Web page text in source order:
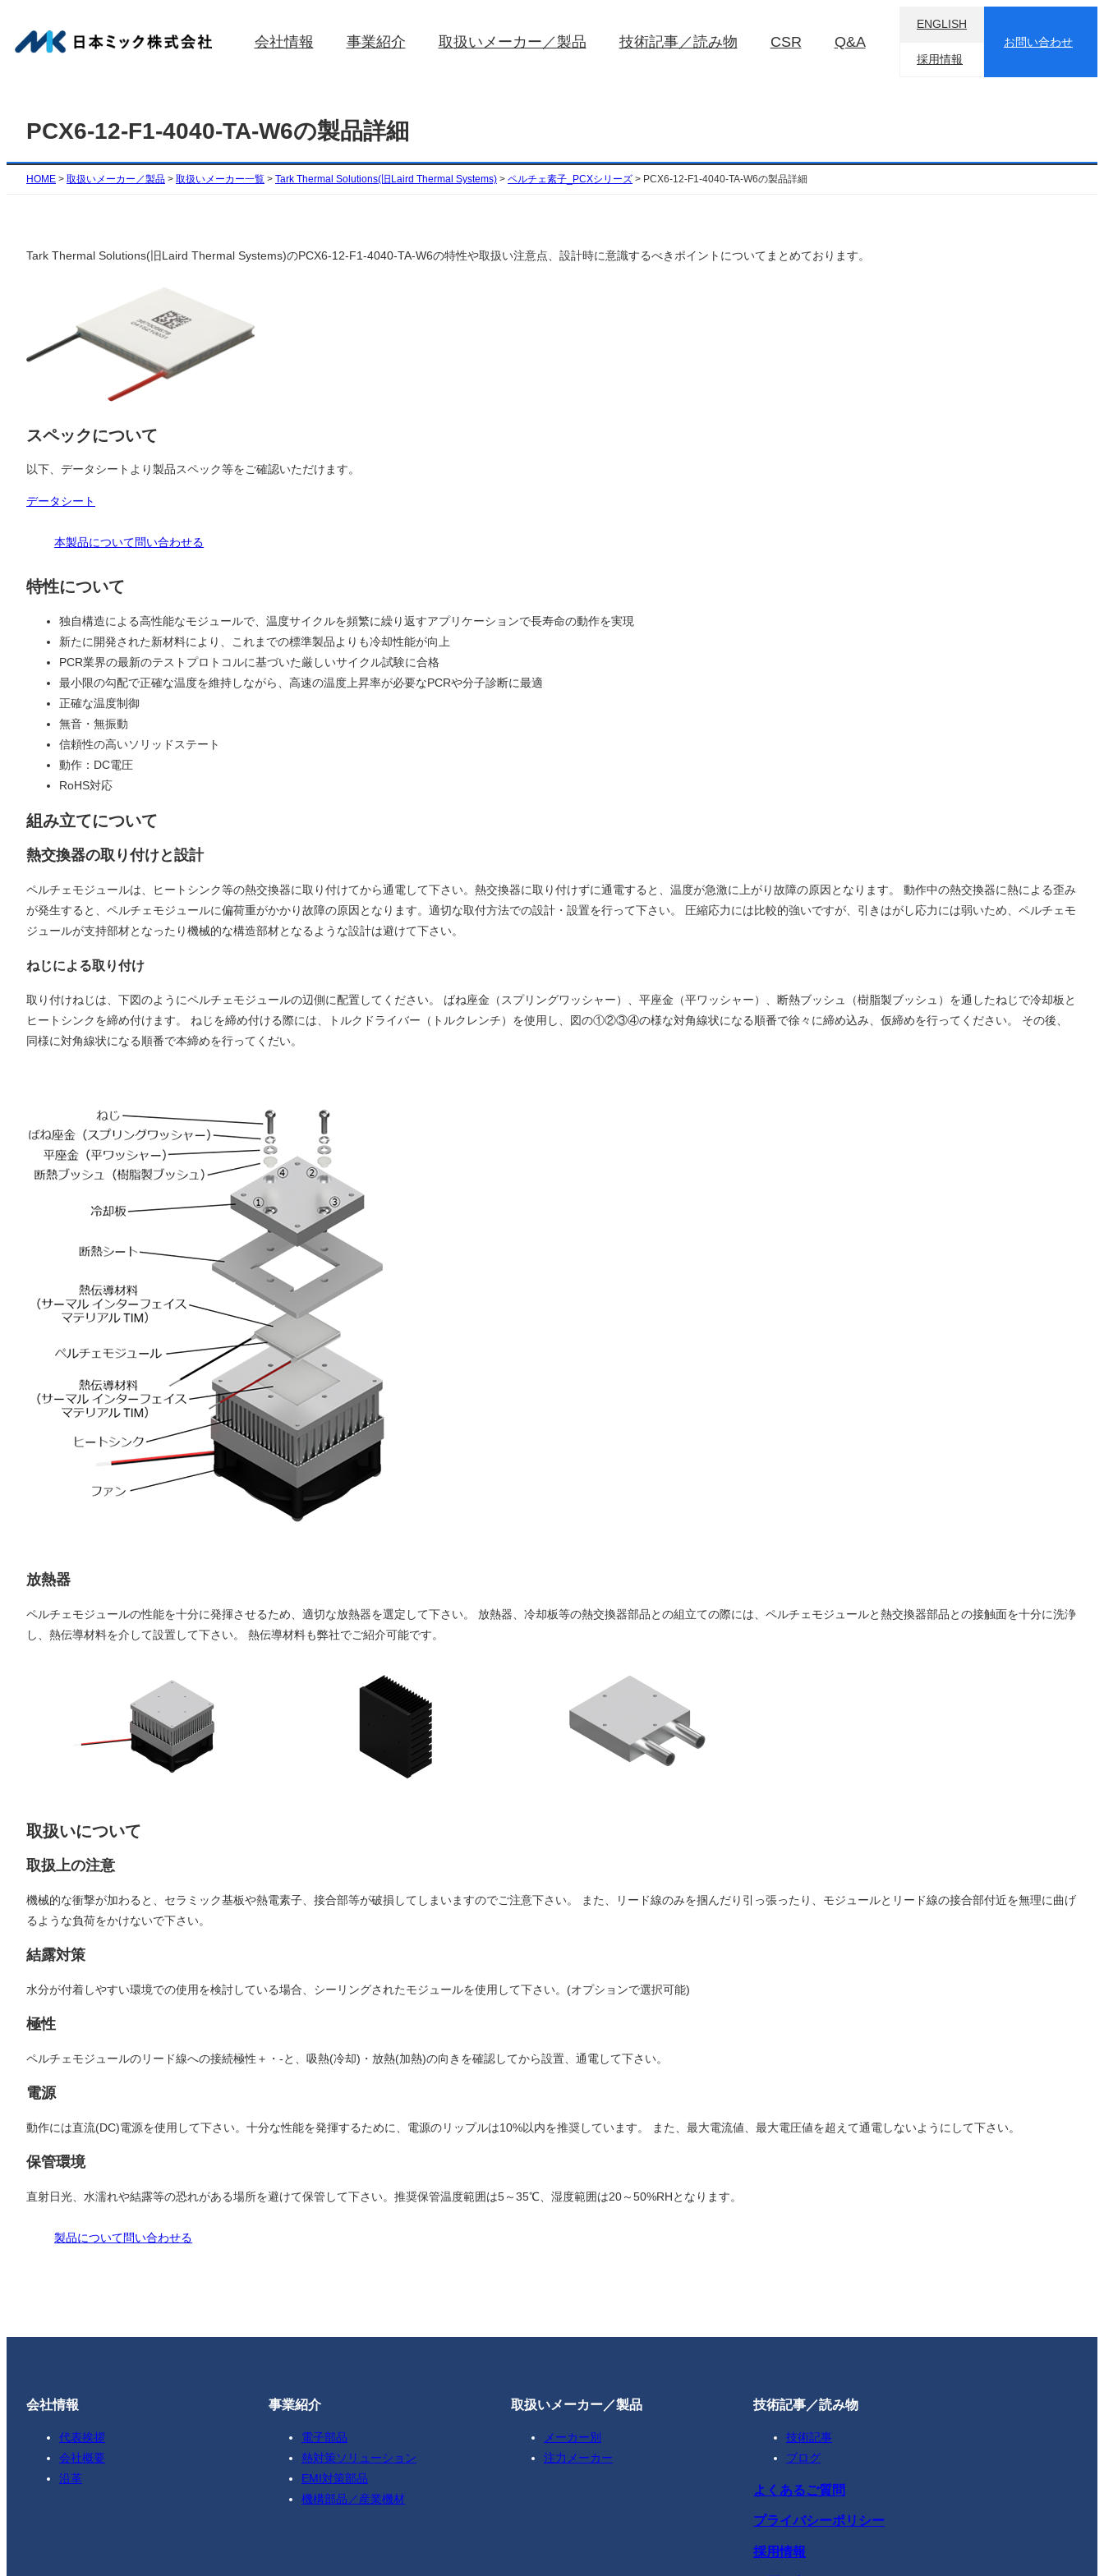
を
会社情報 事業紹介 取扱いメーカー／製品 技術記事／読み物 CSR Q&A
ENGLISH
採用情報
お問い合わせ
PCX6-12-F1-4040-TA-W6の製品詳細
HOME > 取扱いメーカー／製品 > 取扱いメーカー一覧 > Tark Thermal Solutions(旧Laird Thermal Systems) > ペルチェ素子_PCXシリーズ > PCX6-12-F1-4040-TA-W6の製品詳細
Tark Thermal Solutions(旧Laird Thermal Systems)のPCX6-12-F1-4040-TA-W6の特性や取扱い注意点、設計時に意識するべきポイントについてまとめております。
スペックについて
以下、データシートより製品スペック等をご確認いただけます。
データシート
本製品について問い合わせる
特性について
独自構造による高性能なモジュールで、温度サイクルを頻繁に繰り返すアプリケーションで長寿命の動作を実現
新たに開発された新材料により、これまでの標準製品よりも冷却性能が向上
PCR業界の最新のテストプロトコルに基づいた厳しいサイクル試験に合格
最小限の勾配で正確な温度を維持しながら、高速の温度上昇率が必要なPCRや分子診断に最適
正確な温度制御
無音・無振動
信頼性の高いソリッドステート
動作：DC電圧
RoHS対応
組み立てについて
熱交換器の取り付けと設計
ペルチェモジュールは、ヒートシンク等の熱交換器に取り付けてから通電して下さい。熱交換器に取り付けずに通電すると、温度が急激に上がり故障の原因となります。 動作中の熱交換器に熱による歪み
が発生すると、ペルチェモジュールに偏荷重がかかり故障の原因となります。適切な取付方法での設計・設置を行って下さい。 圧縮応力には比較的強いですが、引きはがし応力には弱いため、ペルチェモ
ジュールが支持部材となったり機械的な構造部材となるような設計は避けて下さい。
ねじによる取り付け
取り付けねじは、下図のようにペルチェモジュールの辺側に配置してください。 ばね座金（スプリングワッシャー）、平座金（平ワッシャー）、断熱ブッシュ（樹脂製ブッシュ）を通したねじで冷却板と
ヒートシンクを締め付けます。 ねじを締め付ける際には、トルクドライバー（トルクレンチ）を使用し、図の①②③④の様な対角線状になる順番で徐々に締め込み、仮締めを行ってください。 その後、
同様に対角線状になる順番で本締めを行ってくだい。
放熱器
ペルチェモジュールの性能を十分に発揮させるため、適切な放熱器を選定して下さい。 放熱器、冷却板等の熱交換器部品との組立ての際には、ペルチェモジュールと熱交換器部品との接触面を十分に洗浄
し、熱伝導材料を介して設置して下さい。 熱伝導材料も弊社でご紹介可能です。
取扱いについて
取扱上の注意
機械的な衝撃が加わると、セラミック基板や熱電素子、接合部等が破損してしまいますのでご注意下さい。 また、リード線のみを掴んだり引っ張ったり、モジュールとリード線の接合部付近を無理に曲げ
るような負荷をかけないで下さい。
結露対策
水分が付着しやすい環境での使用を検討している場合、シーリングされたモジュールを使用して下さい。(オプションで選択可能)
極性
ペルチェモジュールのリード線への接続極性＋・-と、吸熱(冷却)・放熱(加熱)の向きを確認してから設置、通電して下さい。
電源
動作には直流(DC)電源を使用して下さい。十分な性能を発揮するために、電源のリップルは10%以内を推奨しています。 また、最大電流値、最大電圧値を超えて通電しないようにして下さい。
保管環境
直射日光、水濡れや結露等の恐れがある場所を避けて保管して下さい。推奨保管温度範囲は5～35℃、湿度範囲は20～50%RHとなります。
製品について問い合わせる
会社情報
代表挨拶
会社概要
沿革
事業紹介
電子部品
熱対策ソリューション
EMI対策部品
機構部品／産業機材
取扱いメーカー／製品
メーカー別
注力メーカー
技術記事／読み物
技術記事
ブログ
よくあるご質問
プライバシーポリシー
採用情報